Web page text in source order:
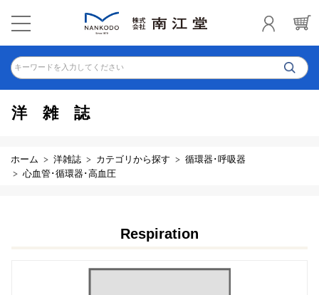
キーワードを入力してください
洋雑誌
ホーム 洋雑誌 カテゴリから探す
循環器･呼吸器
心血管･循環器･高血圧
Respiration